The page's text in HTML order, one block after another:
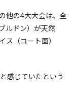
他の4大大会は、全
ルドン）が天然
（コート面）
感じていたという